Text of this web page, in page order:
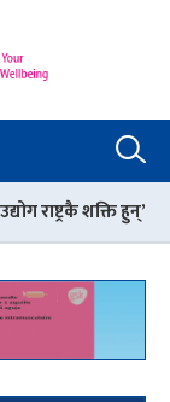
: Article, Tips,
Health, Nepal
हुन्’ गर्मी